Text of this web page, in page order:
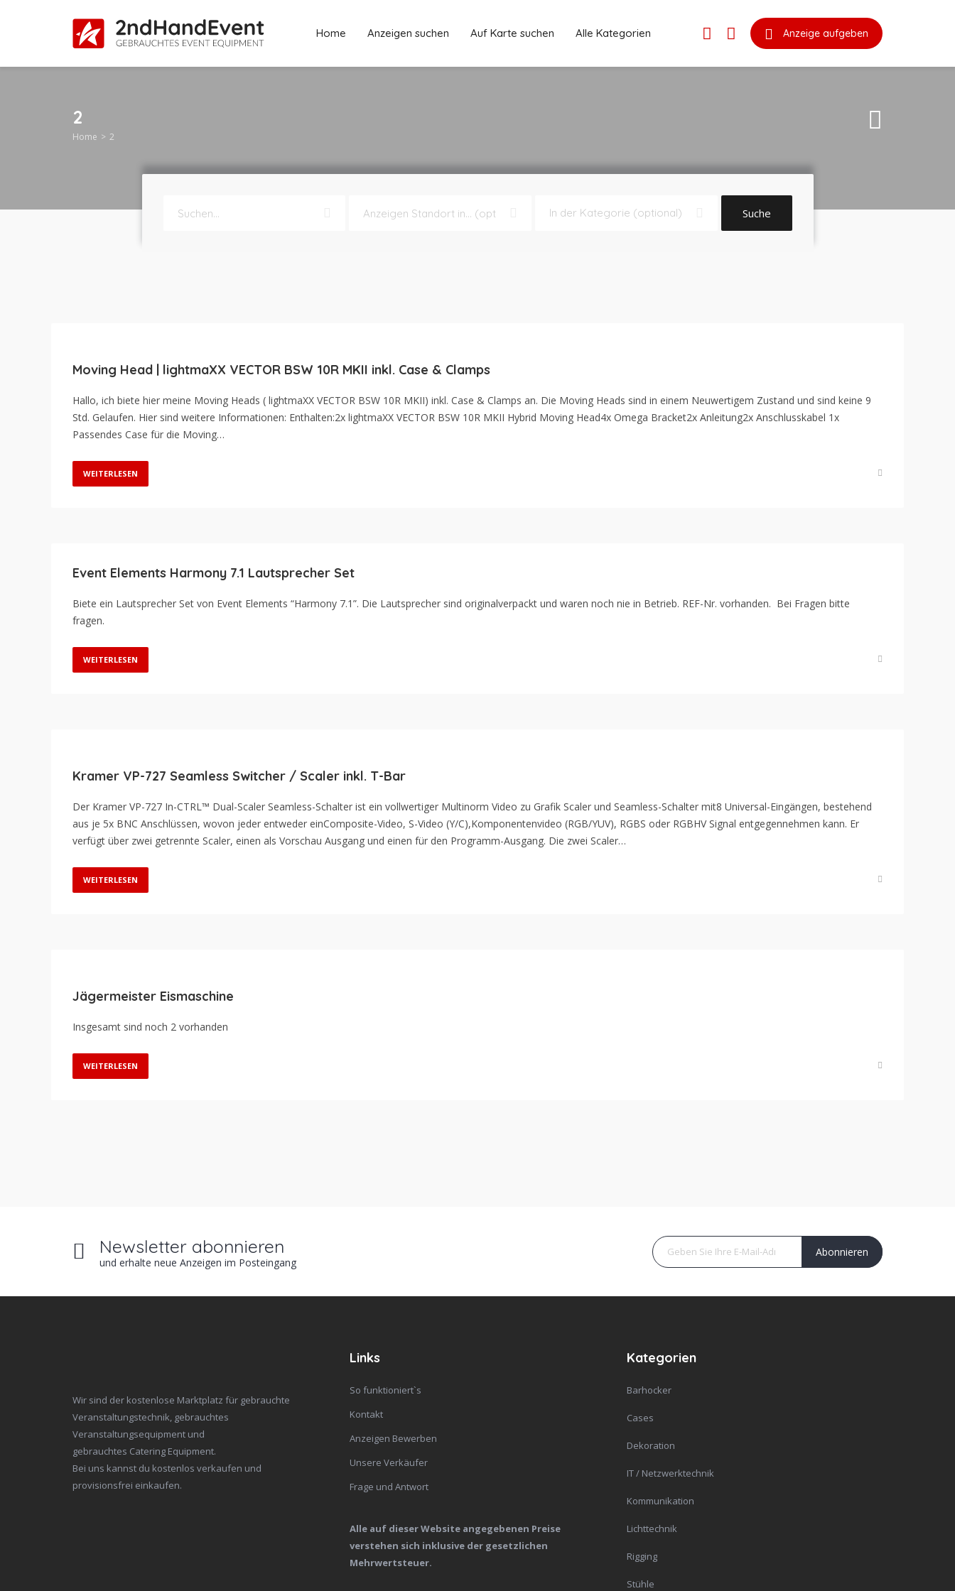
Home Anzeigen suchen Auf Karte suchen Alle Kategorien Anzeige aufgeben
2
Home 2
Suche
Moving Head | lightmaXX VECTOR BSW 10R MKII inkl. Case & Clamps
Hallo, ich biete hier meine Moving Heads ( lightmaXX VECTOR BSW 10R MKII) inkl. Case & Clamps an. Die Moving Heads sind in einem Neuwertigem Zustand und sind keine 9
Std. Gelaufen. Hier sind weitere Informationen: Enthalten:2x lightmaXX VECTOR BSW 10R MKII Hybrid Moving Head4x Omega Bracket2x Anleitung2x Anschlusskabel 1x
Passendes Case für die Moving…
WEITERLESEN
Event Elements Harmony 7.1 Lautsprecher Set
Biete ein Lautsprecher Set von Event Elements “Harmony 7.1”. Die Lautsprecher sind originalverpackt und waren noch nie in Betrieb. REF-Nr. vorhanden. Bei Fragen bitte
fragen.
WEITERLESEN
Kramer VP-727 Seamless Switcher / Scaler inkl. T-Bar
Der Kramer VP-727 In-CTRL™ Dual-Scaler Seamless-Schalter ist ein vollwertiger Multinorm Video zu Grafik Scaler und Seamless-Schalter mit8 Universal-Eingängen, bestehend
aus je 5x BNC Anschlüssen, wovon jeder entweder einComposite-Video, S-Video (Y/C),Komponentenvideo (RGB/YUV), RGBS oder RGBHV Signal entgegennehmen kann. Er
verfügt über zwei getrennte Scaler, einen als Vorschau Ausgang und einen für den Programm-Ausgang. Die zwei Scaler…
WEITERLESEN
Jägermeister Eismaschine
Insgesamt sind noch 2 vorhanden
WEITERLESEN
Newsletter abonnieren
und erhalte neue Anzeigen im Posteingang
Abonnieren
Wir sind der kostenlose Marktplatz für gebrauchte
Veranstaltungstechnik, gebrauchtes
Veranstaltungsequipment und
gebrauchtes Catering Equipment.
Bei uns kannst du kostenlos verkaufen und
provisionsfrei einkaufen.
Links
So funktioniert`s
Kontakt
Anzeigen Bewerben
Unsere Verkäufer
Frage und Antwort
Alle auf dieser Website angegebenen Preise
verstehen sich inklusive der gesetzlichen
Mehrwertsteuer.
Kategorien
Barhocker
Cases
Dekoration
IT / Netzwerktechnik
Kommunikation
Lichttechnik
Rigging
Stühle